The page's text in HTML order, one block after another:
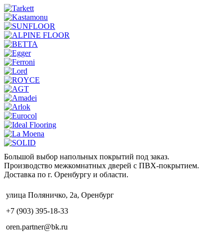
Большой выбор напольных покрытий под заказ.
Производство межкомнатных дверей с ПВХ-покрытием.
Доставка по г. Оренбургу и области.
улица Поляничко, 2а, Оренбург
+7 (903) 395-18-33
oren.partner@bk.ru